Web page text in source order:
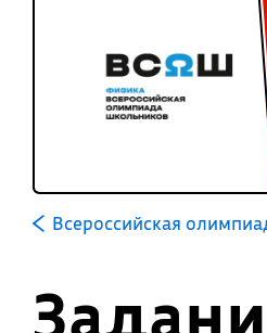
Всероссийская